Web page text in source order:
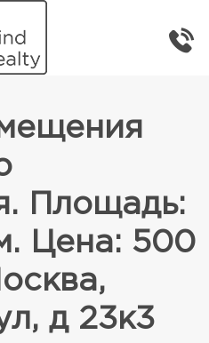
недвижимость
Площадь:
Цена: 500
д 23к3